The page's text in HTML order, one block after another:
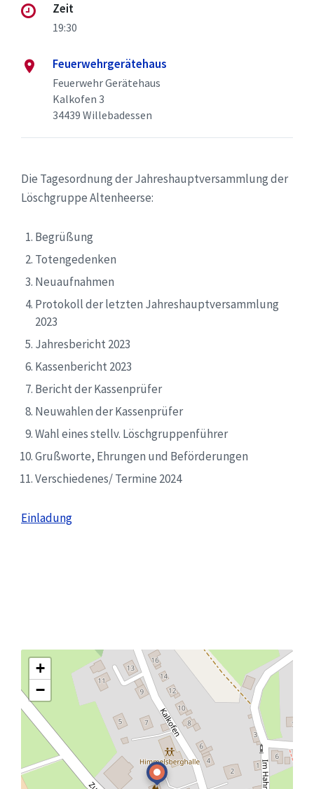
Zeit
19:30
Feuerwehrgerätehaus
Feuerwehr Gerätehaus
Kalkofen 3
34439 Willebadessen
Die Tagesordnung der Jahreshauptversammlung der
Löschgruppe Altenheerse:
Begrüßung
Totengedenken
Neuaufnahmen
Protokoll der letzten Jahreshauptversammlung
2023
Jahresbericht 2023
Kassenbericht 2023
Bericht der Kassenprüfer
Neuwahlen der Kassenprüfer
Wahl eines stellv. Löschgruppenführer
Grußworte, Ehrungen und Beförderungen
Verschiedenes/ Termine 2024
Einladung
+
−